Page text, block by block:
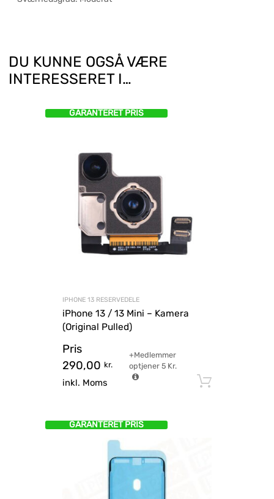
DU KUNNE OGSÅ VÆRE
INTERESSERET I…
GARANTERET PRIS
IPHONE 13 RESERVEDELE
iPhone 13 / 13 Mini – Kamera
(Original Pulled)
Pris
290,00 kr.
inkl. Moms
+Medlemmer
optjener5 Kr.
GARANTERET PRIS